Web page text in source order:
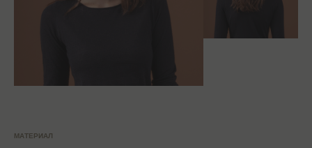
МАТЕРИАЛ